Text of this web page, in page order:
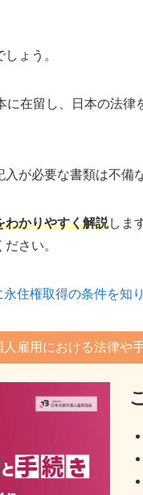
ょう。
に在留し、日本の法
が必要な書類は不備
わかりやすく解説しま
さい。
永住権取得の条件を知
人雇用における法律や